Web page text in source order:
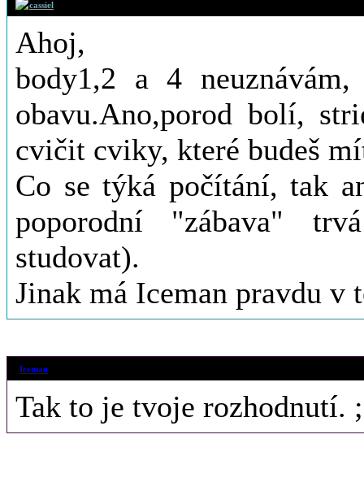
cassiel
Ahoj,
body1,2 a 4
obavu.Ano,porod bolí,
cvičit cviky, které budeš
Co se týká počítání, tak
poporodní "zábava"
studovat).
Jinak má Iceman pravdu v
Iceman
Tak to je tvoje rozhodnutí.